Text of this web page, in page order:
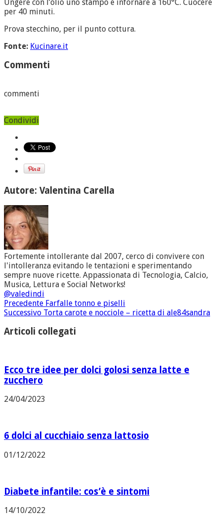
Ungere con l’olio uno stampo e infornare a 160°C. Cuocere
per 40 minuti.
Prova stecchino, per il punto cottura.
Fonte: Kucinare.it
Commenti
commenti
Condividi
Autore: Valentina Carella
Fortemente intollerante dal 2007, cerco di convivere con
l'intolleranza evitando le tentazioni e sperimentando
sempre nuove ricette. Appassionata di Tecnologia, Calcio,
Musica, Lettura e Social Networks!
@valedindi
Precedente Farfalle tonno e piselli
Successivo Torta carote e nocciole – ricetta di ale84sandra
Articoli collegati
Ecco tre idee per dolci golosi senza latte e
zucchero
24/04/2023
6 dolci al cucchiaio senza lattosio
01/12/2022
Diabete infantile: cos’è e sintomi
14/10/2022